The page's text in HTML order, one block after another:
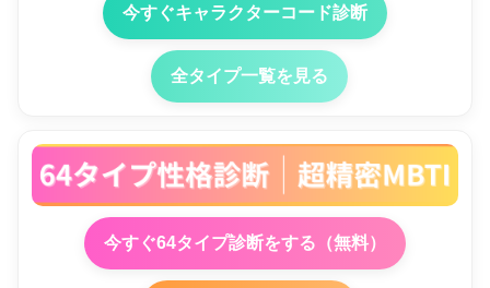
今すぐキャラクターコード診断
全タイプ一覧を見る
今すぐ64タイプ診断をする（無料）